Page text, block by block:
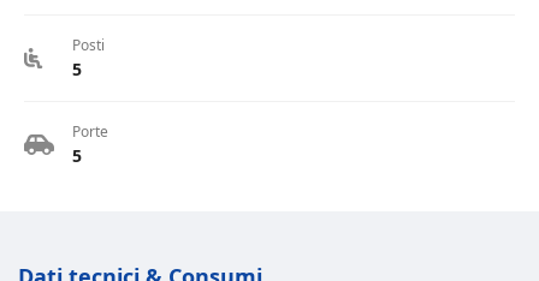
Posti
5
Porte
5